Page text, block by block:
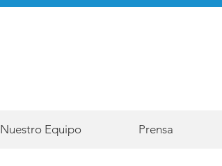
Nuestro Equipo Prensa